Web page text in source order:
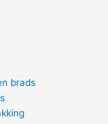
brads